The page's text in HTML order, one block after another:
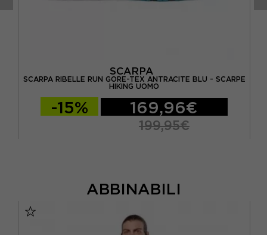
SCARPA
SCARPA RIBELLE RUN GORE-TEX ANTRACITE BLU - SCARPE
HIKING UOMO
-15% 169,96€
199,95€
ABBINABILI